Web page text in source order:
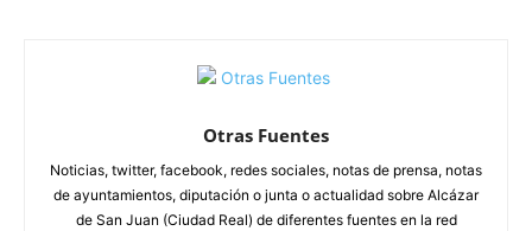
Otras Fuentes
Noticias, twitter, facebook, redes sociales, notas de prensa, notas
de ayuntamientos, diputación o junta o actualidad sobre Alcázar
de San Juan (Ciudad Real) de diferentes fuentes en la red